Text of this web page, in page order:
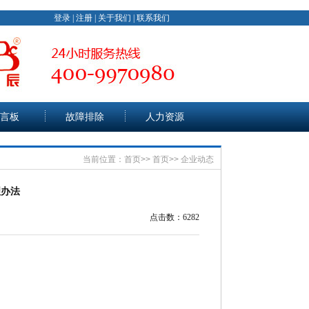
登录 注册 关于我们 联系我们
板 故障排除 人力资源
当前位置： 首页>> 首页>> 企业动态
法
点击数：6282